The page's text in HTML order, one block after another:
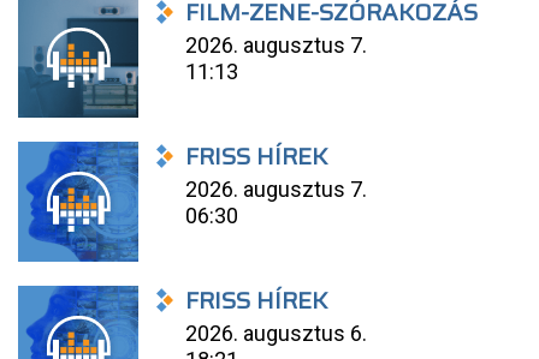
FILM-ZENE-SZÓRAKOZÁS
2026. augusztus 7.
11:13
FRISS HÍREK
2026. augusztus 7.
06:30
FRISS HÍREK
2026. augusztus 6.